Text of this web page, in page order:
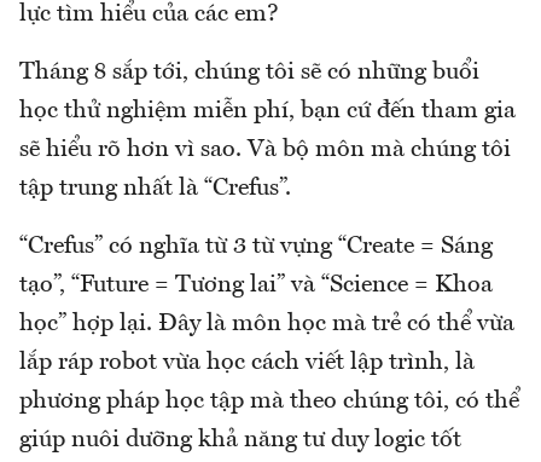
lực tìm hiểu của các em?
Tháng 8 sắp tới, chúng tôi sẽ có những buổi
học thử nghiệm miễn phí, bạn cứ đến tham gia
sẽ hiểu rõ hơn vì sao. Và bộ môn mà chúng tôi
tập trung nhất là “Crefus”.
“Crefus” có nghĩa từ 3 từ vựng “Create = Sáng
tạo”, “Future = Tương lai” và “Science = Khoa
học” hợp lại. Đây là môn học mà trẻ có thể vừa
lắp ráp robot vừa học cách viết lập trình, là
phương pháp học tập mà theo chúng tôi, có thể
giúp nuôi dưỡng khả năng tư duy logic tốt